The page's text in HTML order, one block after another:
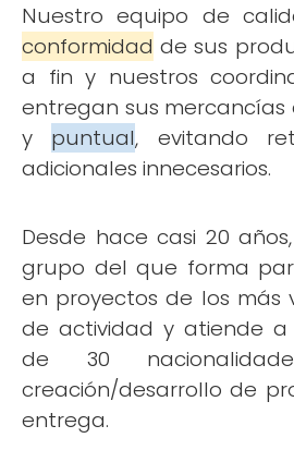
Nuestro equipo de
conformidad de sus
a fin y nuestros
entregan sus
y puntual, evitando
adicionales innecesarios.
Desde hace casi 20
grupo del que forma
en proyectos de los más
de actividad y atiende a
de 30
creación/desarrollo de
entrega.